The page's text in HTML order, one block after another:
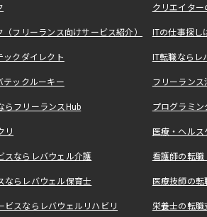
クリエイタ
フリーランス向けサービス紹介） ITの仕事探
ックダイレクト IT転職なら
テックルーキー フリーラン
らフリーランスHub プログラミ
リ 医療・ヘル
スならレバウェル介護 看護師の転
ならレバウェル保育士 医療技師の
ビスならレバウェルリハビリ 栄養士の転